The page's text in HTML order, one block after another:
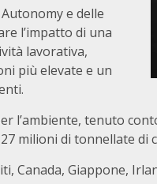
Autonomy e delle
l’impatto di una
lavorativa,
più elevate e un
l’ambiente, tenuto
milioni di tonnellate di
Canada, Giappone,